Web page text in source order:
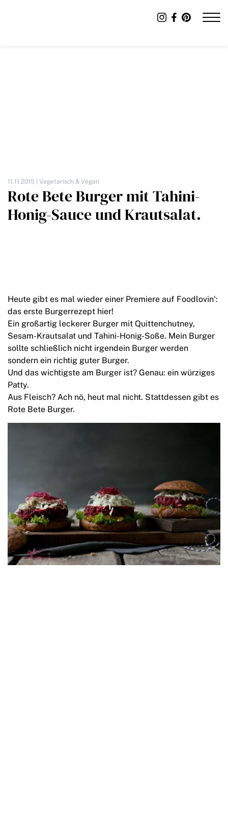
11.11.2015 | Vegetarisch & Vegan
Rote Bete Burger mit Tahini-
Honig-Sauce und Krautsalat.
Heute gibt es mal wieder einer Premiere auf Foodlovin‘:
das erste Burgerrezept hier!
Ein großartig leckerer Burger mit Quittenchutney,
Sesam-Krautsalat und Tahini-Honig-Soße. Mein Burger
sollte schließlich nicht irgendein Burger werden
sondern ein richtig guter Burger.
Und das wichtigste am Burger ist? Genau: ein würziges
Patty.
Aus Fleisch? Ach nö, heut mal nicht. Stattdessen gibt es
Rote Bete Burger.